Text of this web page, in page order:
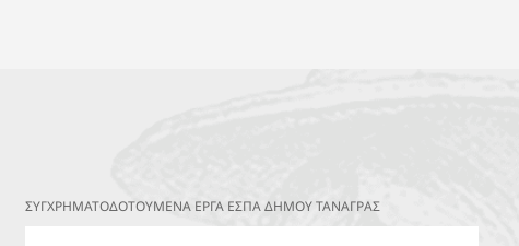
ΣΥΓΧΡΗΜΑΤΟΔΟΤΟΥΜΕΝΑ ΕΡΓΑ ΕΣΠΑ ΔΗΜΟΥ ΤΑΝΑΓΡΑΣ